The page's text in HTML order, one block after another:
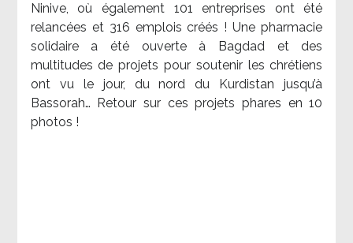
Ninive, où également 101 entreprises ont été
relancées et 316 emplois créés ! Une pharmacie
solidaire a été ouverte à Bagdad et des
multitudes de projets pour soutenir les chrétiens
ont vu le jour, du nord du Kurdistan jusqu’à
Bassorah… Retour sur ces projets phares en 10
photos !